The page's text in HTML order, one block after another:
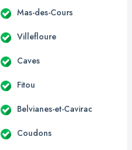
Mas-des-Cours
Villefloure
Caves
Fitou
Belvianes-et-Cavirac
Coudons